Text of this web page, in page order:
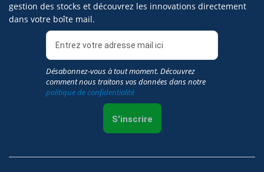
gestion des stocks et découvrez les innovations directement
dans votre boîte mail.
Désabonnez-vous à tout moment. Découvrez
comment nous traitons vos données dans notre
politique de confidentialité
S'inscrire